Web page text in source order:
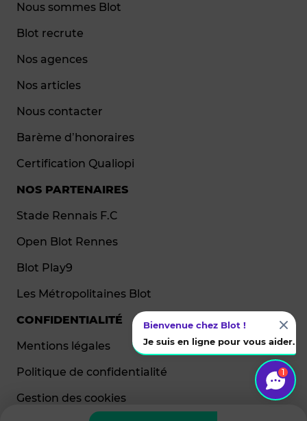
Nous sommes Blot
Blot recrute
Nos agences
Nos articles
Nous contacter
Barème d’honoraires
Certification Qualiopi
NOS PARTENAIRES
Stade Rennais F.C
Open Blot Rennes
Blot Play9
Les Métropolitaines Blot
CONFIDENTIALITÉ
Mentions légales
Politique de confidentialité
Gestion des cookies
1
Bienvenue chez Blot !
Je suis en ligne pour vous aider.